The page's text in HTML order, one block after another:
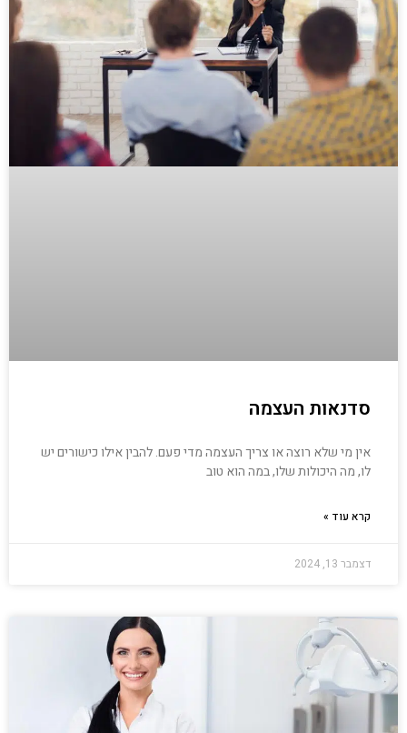
סדנאות העצמה
אין מי שלא רוצה או צריך העצמה מדי פעם. להבין אילו כישורים יש
לו, מה היכולות שלו, במה הוא טוב
קרא עוד »
דצמבר 13, 2024